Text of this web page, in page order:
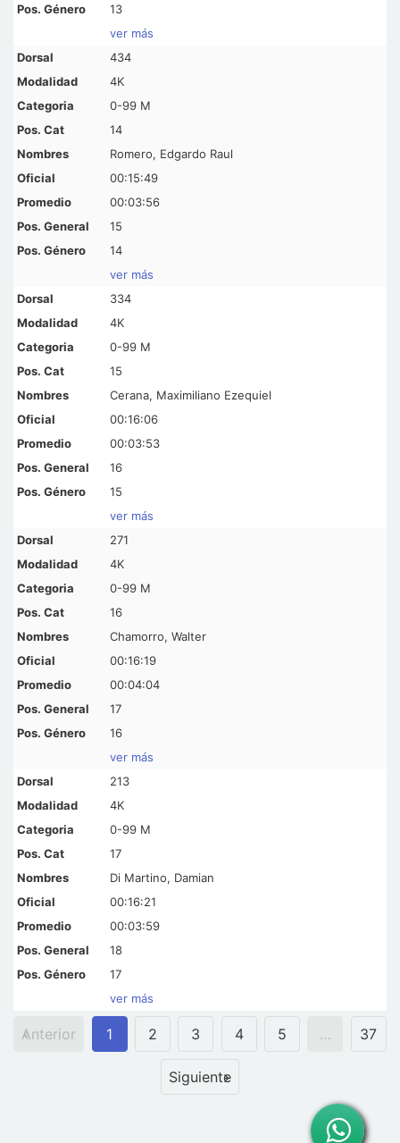
13
ver más
434
4K
0-99 M
14
Romero, Edgardo Raul
00:15:49
00:03:56
15
14
ver más
334
4K
0-99 M
15
Cerana, Maximiliano Ezequiel
00:16:06
00:03:53
16
15
ver más
271
4K
0-99 M
16
Chamorro, Walter
00:16:19
00:04:04
17
16
ver más
213
4K
0-99 M
17
Di Martino, Damian
00:16:21
00:03:59
18
17
ver más
Anterior 1 2 3 4 5 … 37
Siguiente